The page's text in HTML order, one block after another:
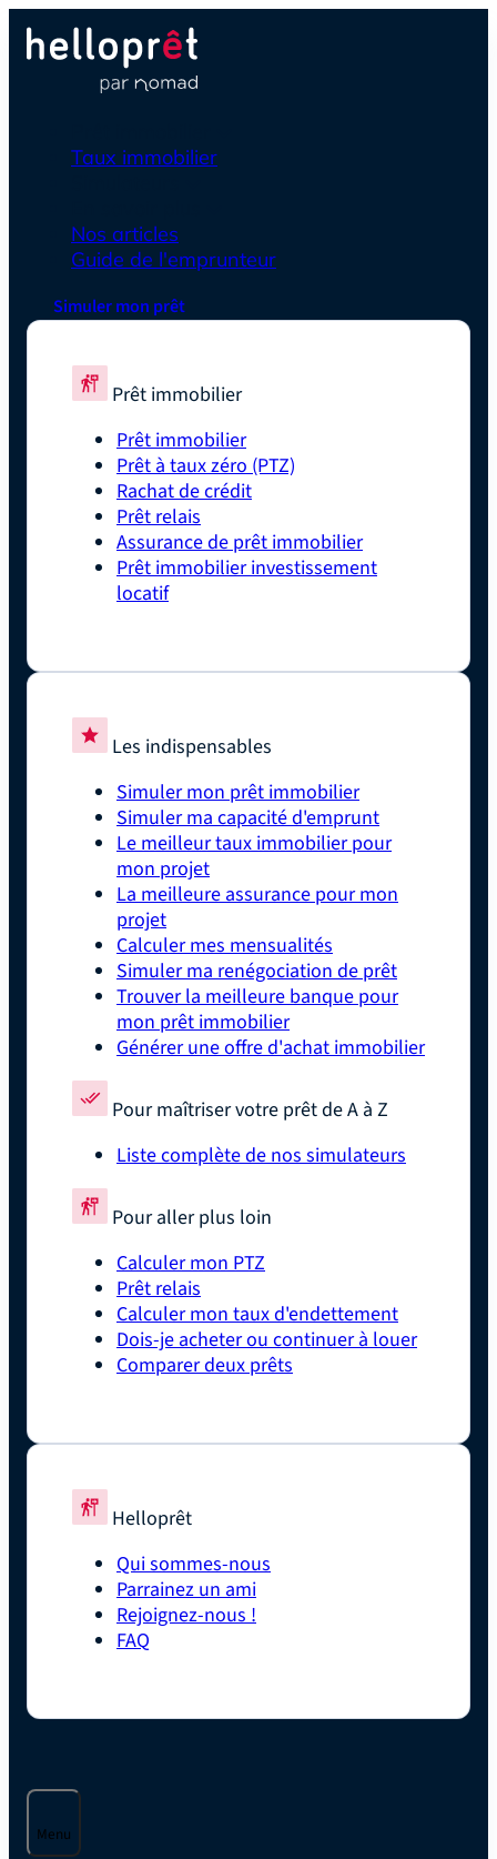
Taux immobilier
Nos articles
Guide de l'emprunteur
Simuler mon prêt
Prêt immobilier
Prêt immobilier
Prêt à taux zéro (PTZ)
Rachat de crédit
Prêt relais
Assurance de prêt immobilier
Prêt immobilier investissement
locatif
Les indispensables
Simuler mon prêt immobilier
Simuler ma capacité d'emprunt
Le meilleur taux immobilier pour
mon projet
La meilleure assurance pour mon
projet
Calculer mes mensualités
Simuler ma renégociation de prêt
Trouver la meilleure banque pour
mon prêt immobilier
Générer une offre d'achat immobilier
Pour maîtriser votre prêt de A à Z
Liste complète de nos simulateurs
Pour aller plus loin
Calculer mon PTZ
Prêt relais
Calculer mon taux d'endettement
Dois-je acheter ou continuer à louer
Comparer deux prêts
Helloprêt
Qui sommes-nous
Parrainez un ami
Rejoignez-nous !
FAQ
Menu